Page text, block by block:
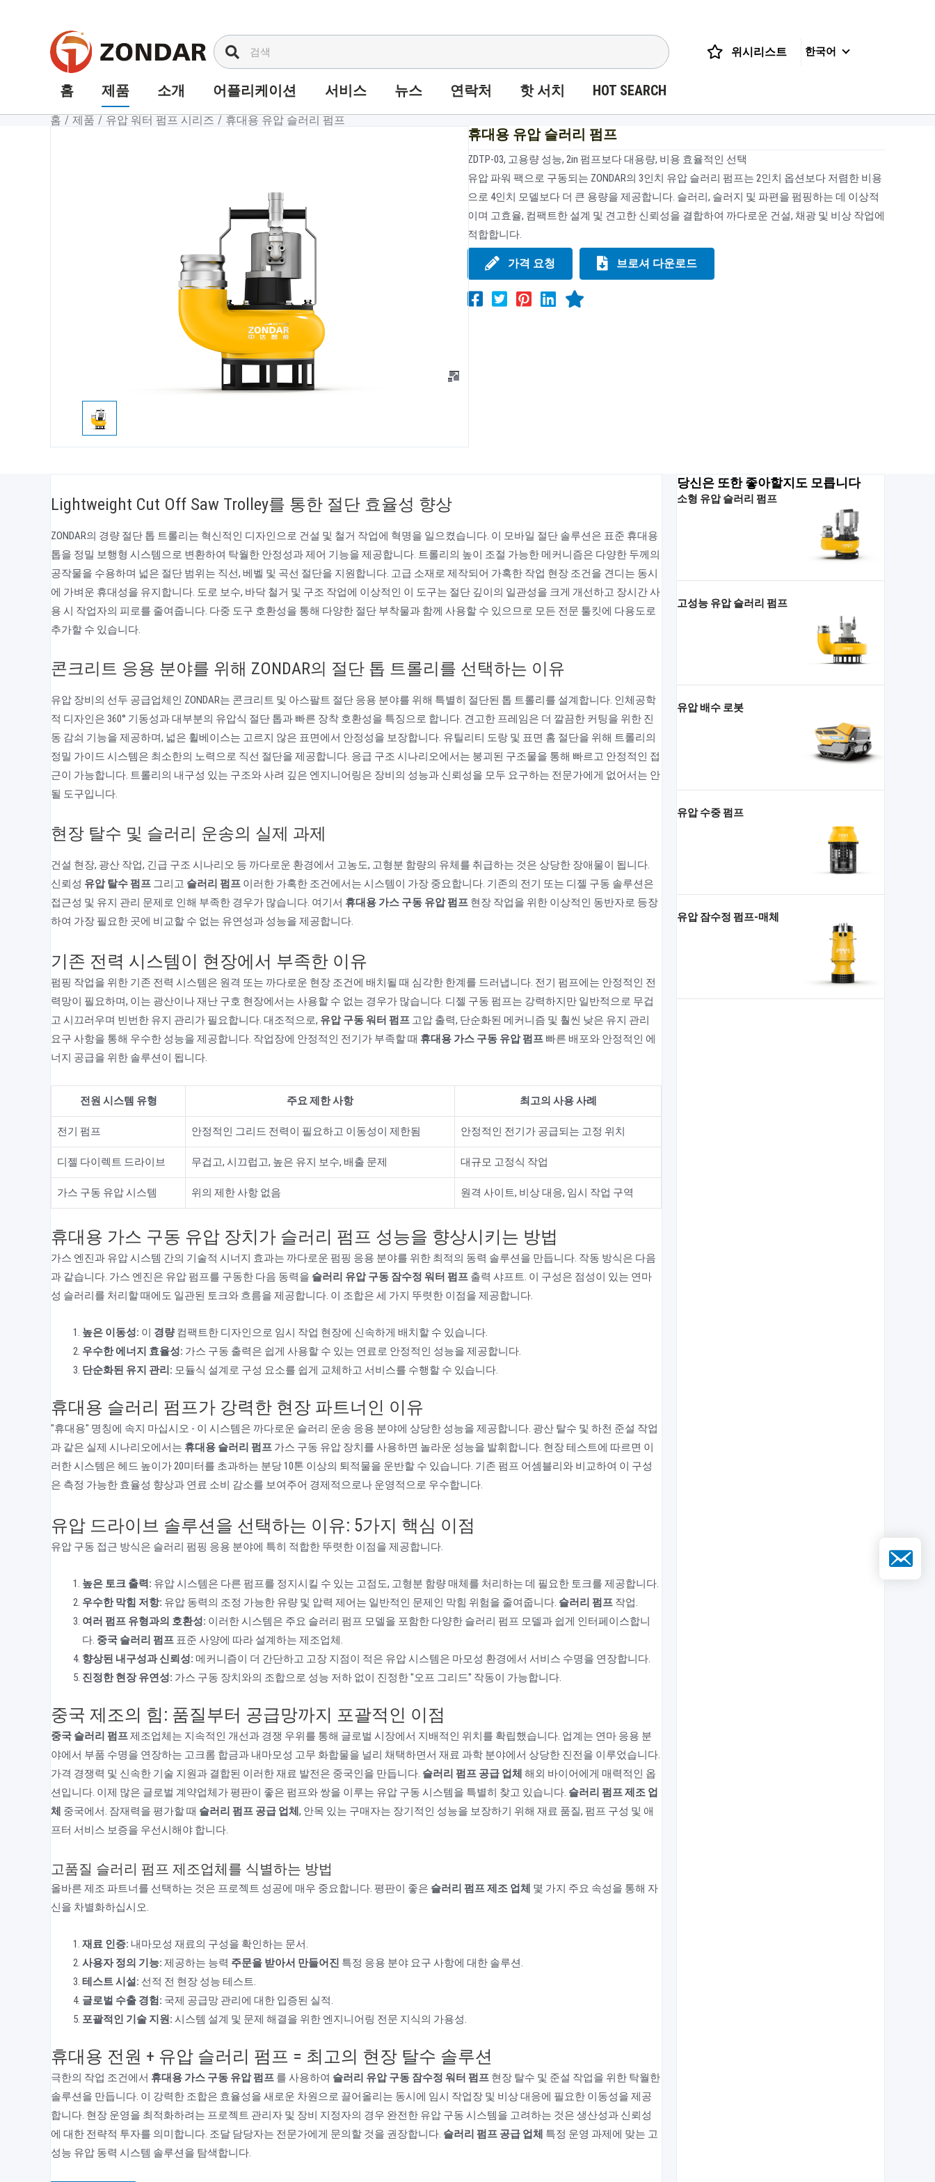
위시리스트 한국어
홈 제품 소개 어플리케이션 서비스 뉴스 연락처 핫 서치 HOT SEARCH
홈 / 제품 / 유압 워터 펌프 시리즈 / 휴대용 유압 슬러리 펌프
휴대용 유압 슬러리 펌프
ZDTP-03, 고용량 성능, 2in 펌프보다 대용량, 비용 효율적인 선택
유압 파워 팩으로 구동되는 ZONDAR의 3인치 유압 슬러리 펌프는 2인치 옵션보다 저렴한 비용
으로 4인치 모델보다 더 큰 용량을 제공합니다. 슬러리, 슬러지 및 파편을 펌핑하는 데 이상적
이며 고효율, 컴팩트한 설계 및 견고한 신뢰성을 결합하여 까다로운 건설, 채광 및 비상 작업에
적합합니다.
가격 요청 브로셔 다운로드
Lightweight Cut Off Saw Trolley를 통한 절단 효율성 향상
ZONDAR의 경량 절단 톱 트롤리는 혁신적인 디자인으로 건설 및 철거 작업에 혁명을 일으켰습니다. 이 모바일 절단 솔루션은 표준 휴대용
톱을 정밀 보행형 시스템으로 변환하여 탁월한 안정성과 제어 기능을 제공합니다. 트롤리의 높이 조절 가능한 메커니즘은 다양한 두께의
공작물을 수용하며 넓은 절단 범위는 직선, 베벨 및 곡선 절단을 지원합니다. 고급 소재로 제작되어 가혹한 작업 현장 조건을 견디는 동시
에 가벼운 휴대성을 유지합니다. 도로 보수, 바닥 철거 및 구조 작업에 이상적인 이 도구는 절단 깊이의 일관성을 크게 개선하고 장시간 사
용 시 작업자의 피로를 줄여줍니다. 다중 도구 호환성을 통해 다양한 절단 부착물과 함께 사용할 수 있으므로 모든 전문 툴킷에 다용도로
추가할 수 있습니다.
콘크리트 응용 분야를 위해 ZONDAR의 절단 톱 트롤리를 선택하는 이유
유압 장비의 선두 공급업체인 ZONDAR는 콘크리트 및 아스팔트 절단 응용 분야를 위해 특별히 절단된 톱 트롤리를 설계합니다. 인체공학
적 디자인은 360° 기동성과 대부분의 유압식 절단 톱과 빠른 장착 호환성을 특징으로 합니다. 견고한 프레임은 더 깔끔한 커팅을 위한 진
동 감쇠 기능을 제공하며, 넓은 휠베이스는 고르지 않은 표면에서 안정성을 보장합니다. 유틸리티 도랑 및 표면 홈 절단을 위해 트롤리의
정밀 가이드 시스템은 최소한의 노력으로 직선 절단을 제공합니다. 응급 구조 시나리오에서는 붕괴된 구조물을 통해 빠르고 안정적인 접
근이 가능합니다. 트롤리의 내구성 있는 구조와 사려 깊은 엔지니어링은 장비의 성능과 신뢰성을 모두 요구하는 전문가에게 없어서는 안
될 도구입니다.
현장 탈수 및 슬러리 운송의 실제 과제
건설 현장, 광산 작업, 긴급 구조 시나리오 등 까다로운 환경에서 고농도, 고형분 함량의 유체를 취급하는 것은 상당한 장애물이 됩니다.
신뢰성 유압 탈수 펌프 그리고 슬러리 펌프 이러한 가혹한 조건에서는 시스템이 가장 중요합니다. 기존의 전기 또는 디젤 구동 솔루션은
접근성 및 유지 관리 문제로 인해 부족한 경우가 많습니다. 여기서 휴대용 가스 구동 유압 펌프 현장 작업을 위한 이상적인 동반자로 등장
하여 가장 필요한 곳에 비교할 수 없는 유연성과 성능을 제공합니다.
기존 전력 시스템이 현장에서 부족한 이유
펌핑 작업을 위한 기존 전력 시스템은 원격 또는 까다로운 현장 조건에 배치될 때 심각한 한계를 드러냅니다. 전기 펌프에는 안정적인 전
력망이 필요하며, 이는 광산이나 재난 구호 현장에서는 사용할 수 없는 경우가 많습니다. 디젤 구동 펌프는 강력하지만 일반적으로 무겁
고 시끄러우며 빈번한 유지 관리가 필요합니다. 대조적으로, 유압 구동 워터 펌프 고압 출력, 단순화된 메커니즘 및 훨씬 낮은 유지 관리
요구 사항을 통해 우수한 성능을 제공합니다. 작업장에 안정적인 전기가 부족할 때 휴대용 가스 구동 유압 펌프 빠른 배포와 안정적인 에
너지 공급을 위한 솔루션이 됩니다.
전원 시스템 유형 주요 제한 사항 최고의 사용 사례
전기 펌프 안정적인 그리드 전력이 필요하고 이동성이 제한됨 안정적인 전기가 공급되는 고정 위치
디젤 다이렉트 드라이브 무겁고, 시끄럽고, 높은 유지 보수, 배출 문제 대규모 고정식 작업
가스 구동 유압 시스템 위의 제한 사항 없음 원격 사이트, 비상 대응, 임시 작업 구역
휴대용 가스 구동 유압 장치가 슬러리 펌프 성능을 향상시키는 방법
가스 엔진과 유압 시스템 간의 기술적 시너지 효과는 까다로운 펌핑 응용 분야를 위한 최적의 동력 솔루션을 만듭니다. 작동 방식은 다음
과 같습니다. 가스 엔진은 유압 펌프를 구동한 다음 동력을 슬러리 유압 구동 잠수정 워터 펌프 출력 샤프트. 이 구성은 점성이 있는 연마
성 슬러리를 처리할 때에도 일관된 토크와 흐름을 제공합니다. 이 조합은 세 가지 뚜렷한 이점을 제공합니다.
높은 이동성: 이 경량컴팩트한 디자인으로 임시 작업 현장에 신속하게 배치할 수 있습니다.
우수한 에너지 효율성: 가스 구동 출력은 쉽게 사용할 수 있는 연료로 안정적인 성능을 제공합니다.
단순화된 유지 관리: 모듈식 설계로 구성 요소를 쉽게 교체하고 서비스를 수행할 수 있습니다.
휴대용 슬러리 펌프가 강력한 현장 파트너인 이유
"휴대용" 명칭에 속지 마십시오 - 이 시스템은 까다로운 슬러리 운송 응용 분야에 상당한 성능을 제공합니다. 광산 탈수 및 하천 준설 작업
과 같은 실제 시나리오에서는 휴대용 슬러리 펌프 가스 구동 유압 장치를 사용하면 놀라운 성능을 발휘합니다. 현장 테스트에 따르면 이
러한 시스템은 헤드 높이가 20미터를 초과하는 분당 10톤 이상의 퇴적물을 운반할 수 있습니다. 기존 펌프 어셈블리와 비교하여 이 구성
은 측정 가능한 효율성 향상과 연료 소비 감소를 보여주어 경제적으로나 운영적으로 우수합니다.
유압 드라이브 솔루션을 선택하는 이유: 5가지 핵심 이점
유압 구동 접근 방식은 슬러리 펌핑 응용 분야에 특히 적합한 뚜렷한 이점을 제공합니다.
높은 토크 출력: 유압 시스템은 다른 펌프를 정지시킬 수 있는 고점도, 고형분 함량 매체를 처리하는 데 필요한 토크를 제공합니다.
우수한 막힘 저항: 유압 동력의 조정 가능한 유량 및 압력 제어는 일반적인 문제인 막힘 위험을 줄여줍니다. 슬러리 펌프 작업.
여러 펌프 유형과의 호환성: 이러한 시스템은 주요 슬러리 펌프 모델을 포함한 다양한 슬러리 펌프 모델과 쉽게 인터페이스합니
다. 중국 슬러리 펌프 표준 사양에 따라 설계하는 제조업체.
향상된 내구성과 신뢰성: 메커니즘이 더 간단하고 고장 지점이 적은 유압 시스템은 마모성 환경에서 서비스 수명을 연장합니다.
진정한 현장 유연성: 가스 구동 장치와의 조합으로 성능 저하 없이 진정한 "오프 그리드" 작동이 가능합니다.
중국 제조의 힘: 품질부터 공급망까지 포괄적인 이점
중국 슬러리 펌프제조업체는 지속적인 개선과 경쟁 우위를 통해 글로벌 시장에서 지배적인 위치를 확립했습니다. 업계는 연마 응용 분
야에서 부품 수명을 연장하는 고크롬 합금과 내마모성 고무 화합물을 널리 채택하면서 재료 과학 분야에서 상당한 진전을 이루었습니다.
가격 경쟁력 및 신속한 기술 지원과 결합된 이러한 재료 발전은 중국인을 만듭니다. 슬러리 펌프 공급 업체 해외 바이어에게 매력적인 옵
션입니다. 이제 많은 글로벌 계약업체가 평판이 좋은 펌프와 쌍을 이루는 유압 구동 시스템을 특별히 찾고 있습니다. 슬러리 펌프 제조 업
체 중국에서. 잠재력을 평가할 때 슬러리 펌프 공급 업체 , 안목 있는 구매자는 장기적인 성능을 보장하기 위해 재료 품질, 펌프 구성 및 애
프터 서비스 보증을 우선시해야 합니다.
고품질 슬러리 펌프 제조업체를 식별하는 방법
올바른 제조 파트너를 선택하는 것은 프로젝트 성공에 매우 중요합니다. 평판이 좋은 슬러리 펌프 제조 업체 몇 가지 주요 속성을 통해 자
신을 차별화하십시오.
재료 인증: 내마모성 재료의 구성을 확인하는 문서.
사용자 정의 기능: 제공하는 능력 주문을 받아서 만들어진 특정 응용 분야 요구 사항에 대한 솔루션.
테스트 시설: 선적 전 현장 성능 테스트.
글로벌 수출 경험: 국제 공급망 관리에 대한 입증된 실적.
포괄적인 기술 지원: 시스템 설계 및 문제 해결을 위한 엔지니어링 전문 지식의 가용성.
휴대용 전원 + 유압 슬러리 펌프 = 최고의 현장 탈수 솔루션
극한의 작업 조건에서 휴대용 가스 구동 유압 펌프 를 사용하여 슬러리 유압 구동 잠수정 워터 펌프 현장 탈수 및 준설 작업을 위한 탁월한
솔루션을 만듭니다. 이 강력한 조합은 효율성을 새로운 차원으로 끌어올리는 동시에 임시 작업장 및 비상 대응에 필요한 이동성을 제공
합니다. 현장 운영을 최적화하려는 프로젝트 관리자 및 장비 지정자의 경우 완전한 유압 구동 시스템을 고려하는 것은 생산성과 신뢰성
에 대한 전략적 투자를 의미합니다. 조달 담당자는 전문가에게 문의할 것을 권장합니다. 슬러리 펌프 공급 업체 특정 운영 과제에 맞는 고
성능 유압 동력 시스템 솔루션을 탐색합니다.
당신은 또한 좋아할지도 모릅니다
소형 유압 슬러리 펌프
고성능 유압 슬러리 펌프
유압 배수 로봇
유압 수중 펌프
유압 잠수정 펌프-매체
이메일